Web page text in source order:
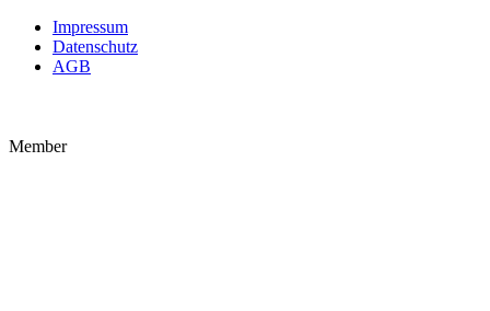
Impressum
Datenschutz
AGB
Member